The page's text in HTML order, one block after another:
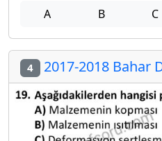
A B C
4 2017-2018 Bahar